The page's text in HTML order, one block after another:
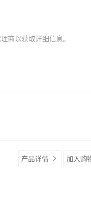
商以获取详细信息。
产品详情 加入购